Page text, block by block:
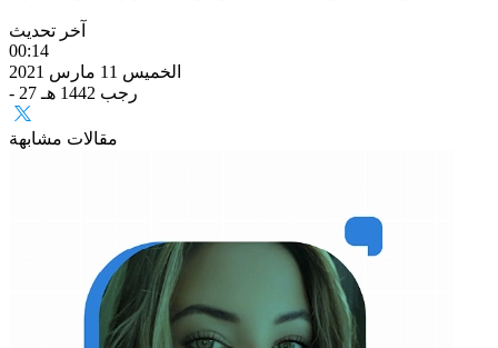
آخر تحديث
00:14
الخميس 11 مارس 2021
- 27 رجب 1442 هـ
مقالات مشابهة